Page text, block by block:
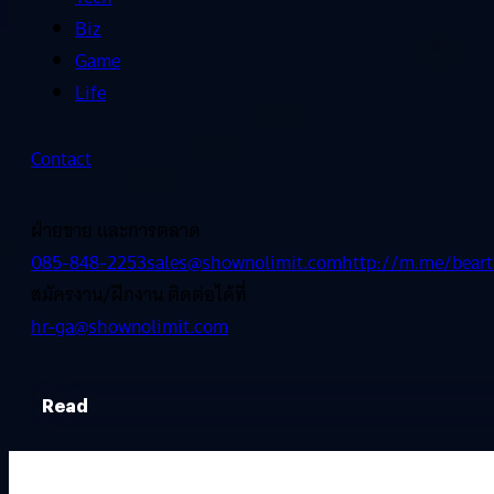
Biz
Game
Life
Contact
ฝ่ายขาย และการตลาด
085-848-2253sales@shownolimit.comhttp://m.me/
สมัครงาน/ฝึกงาน ติดต่อได้ที่
hr-ga@shownolimit.com
Read